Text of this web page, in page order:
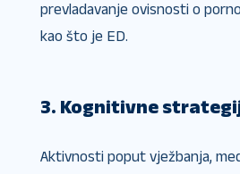
prevladavanje ovisnosti o
kao što je ED.
3. Kognitivne
Aktivnosti poput vježbanja,